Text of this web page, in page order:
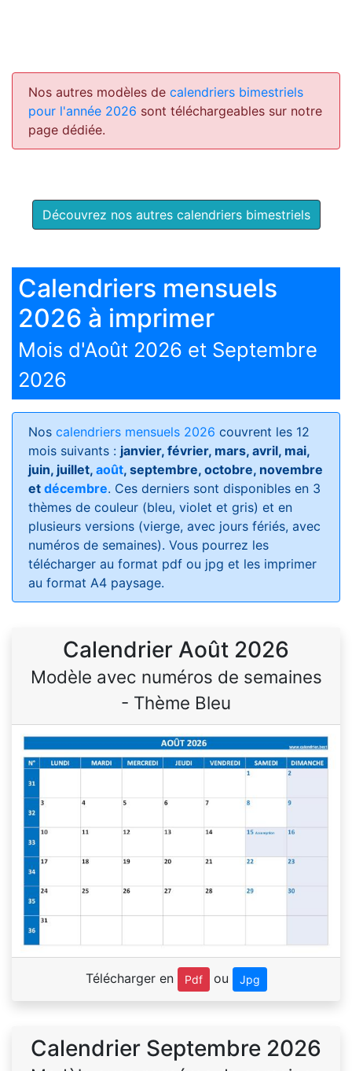
Nos autres modèles de calendriers bimestriels
pour l'année 2026 sont téléchargeables sur notre
page dédiée.
Découvrez nos autres calendriers bimestriels
Calendriers mensuels
2026 à imprimer
Mois d'Août 2026 et Septembre
2026
Nos calendriers mensuels 2026 couvrent les 12
mois suivants : janvier, février, mars, avril, mai,
juin, juillet, août, septembre, octobre, novembre
et décembre. Ces derniers sont disponibles en 3
thèmes de couleur (bleu, violet et gris) et en
plusieurs versions (vierge, avec jours fériés, avec
numéros de semaines). Vous pourrez les
télécharger au format pdf ou jpg et les imprimer
au format A4 paysage.
Calendrier Août 2026
Modèle avec numéros de semaines
- Thème Bleu
Télécharger en Pdf ou Jpg
Calendrier Septembre 2026